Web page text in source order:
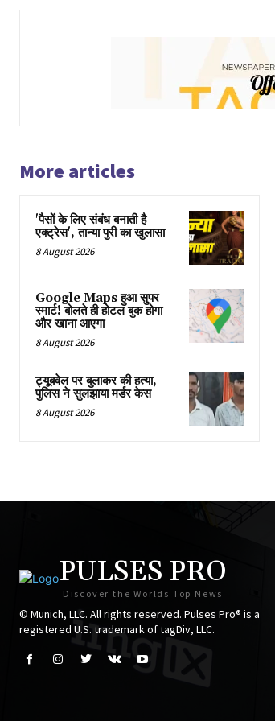
More articles
'पैसों के लिए संबंध बनाती है
एक्ट्रेस', तान्या पुरी का खुलासा
8 August 2026
Google Maps हुआ सुपर
स्मार्ट! बोलते ही होटल बुक होगा
और खाना आएगा
8 August 2026
ट्यूबवेल पर बुलाकर की हत्या,
पुलिस ने सुलझाया मर्डर केस
8 August 2026
PULSES PRO
Discover the Worlds Top News
© Munich, LLC. All rights reserved. Pulses Pro® is a
registered U.S. trademark of tagDiv, LLC.